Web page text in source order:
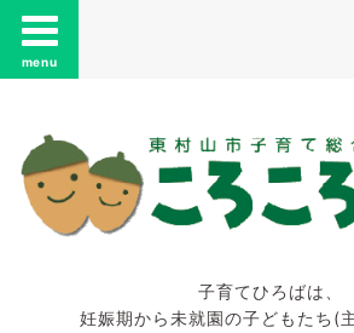
menu
子育てひろばは、
妊娠期から未就園の子どもたち(